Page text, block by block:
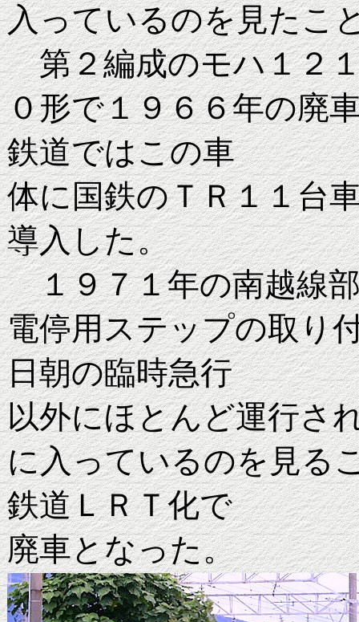
入っているのを見たこ
第２編成のモハ１２１
０形で１９６６年の廃
鉄道ではこの車
体に国鉄のＴＲ１１台
導入した。
１９７１年の南越線部
電停用ステップの取り
日朝の臨時急行
以外にほとんど運行さ
に入っているのを見る
鉄道ＬＲＴ化で
廃車となった。